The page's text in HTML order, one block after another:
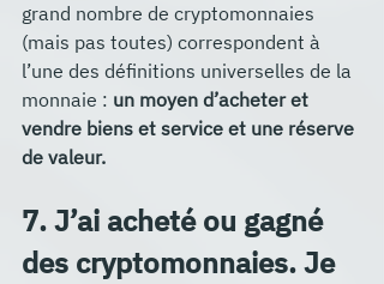
grand nombre de cryptomonnaies
(mais pas toutes) correspondent à
l’une des définitions universelles de la
monnaie : un moyen d’acheter et
vendre biens et service et une réserve
de valeur.
7. J’ai acheté ou gagné
des cryptomonnaies. Je